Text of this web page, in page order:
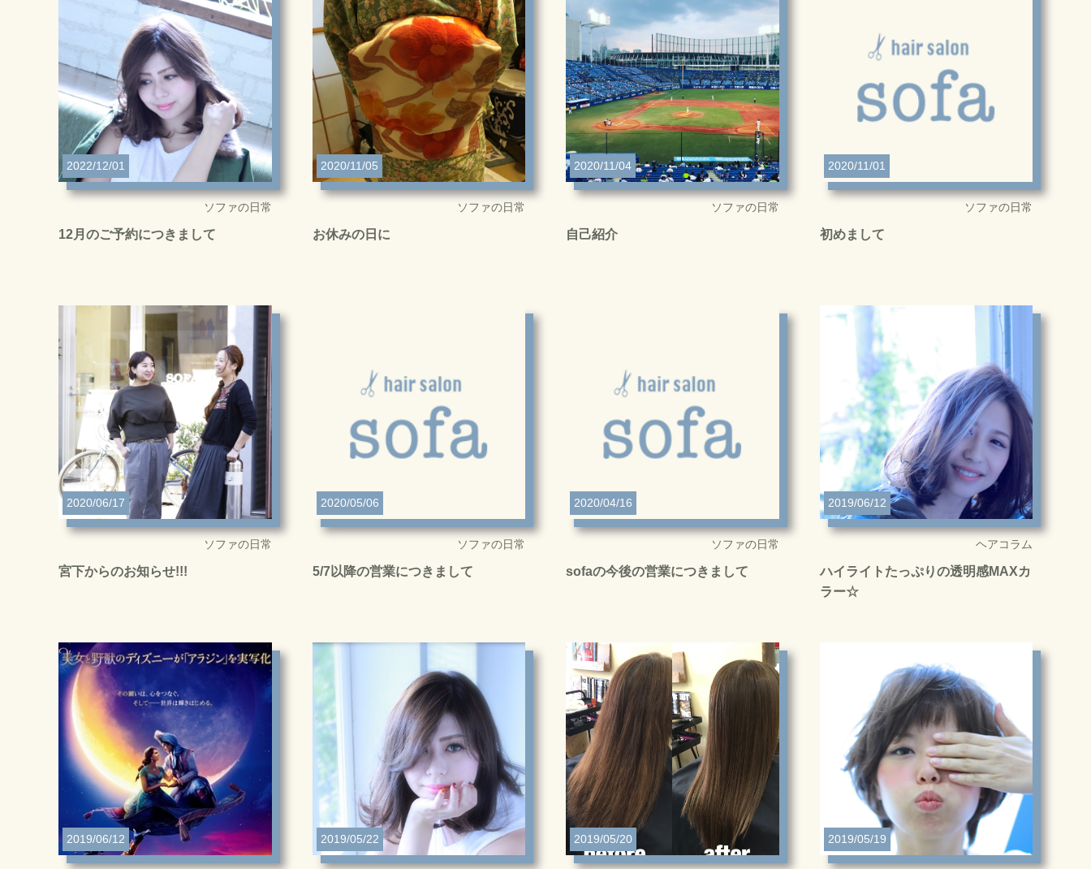
2022/12/01
ソファの日常
12月のご予約につきまして
2020/11/05
ソファの日常
お休みの日に
2020/11/04
ソファの日常
自己紹介
2020/11/01
ソファの日常
初めまして
2020/06/17
ソファの日常
宮下からのお知らせ!!!
2020/05/06
ソファの日常
5/7以降の営業につきまして
2020/04/16
ソファの日常
sofaの今後の営業につきまして
2019/06/12
ヘアコラム
ハイライトたっぷりの透明感MAXカ
ラー☆
2019/06/12 2019/05/22 2019/05/20 2019/05/19